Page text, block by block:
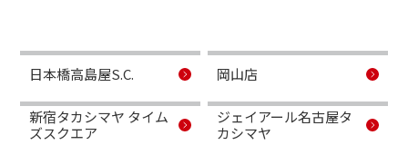
日本橋高島屋S.C.
新宿タカシマヤ タイム
ズスクエア
岡山店
ジェイアール名古屋タ
カシマヤ